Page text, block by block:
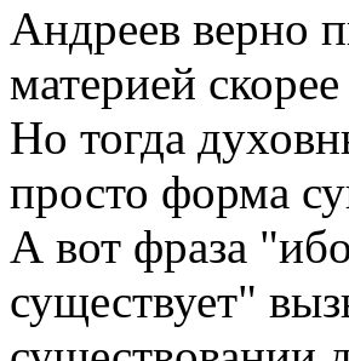
Андреев верно
материей
Но тогда
просто форма
А вот фраза
существует"